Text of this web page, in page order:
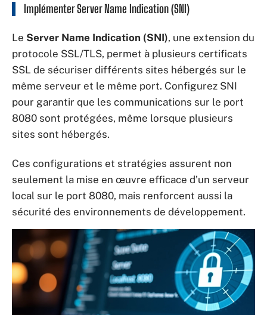
Implémenter Server Name Indication (SNI)
Le Server Name Indication (SNI), une extension du
protocole SSL/TLS, permet à plusieurs certificats
SSL de sécuriser différents sites hébergés sur le
même serveur et le même port. Configurez SNI
pour garantir que les communications sur le port
8080 sont protégées, même lorsque plusieurs
sites sont hébergés.
Ces configurations et stratégies assurent non
seulement la mise en œuvre efficace d’un serveur
local sur le port 8080, mais renforcent aussi la
sécurité des environnements de développement.